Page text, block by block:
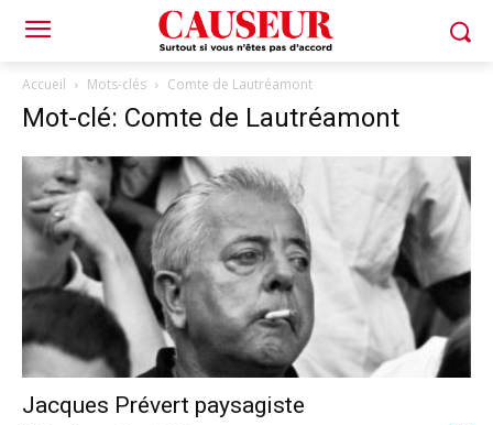
Accueil Mots-clés Comte de Lautréamont
Mot-clé: Comte de Lautréamont
Jacques Prévert paysagiste